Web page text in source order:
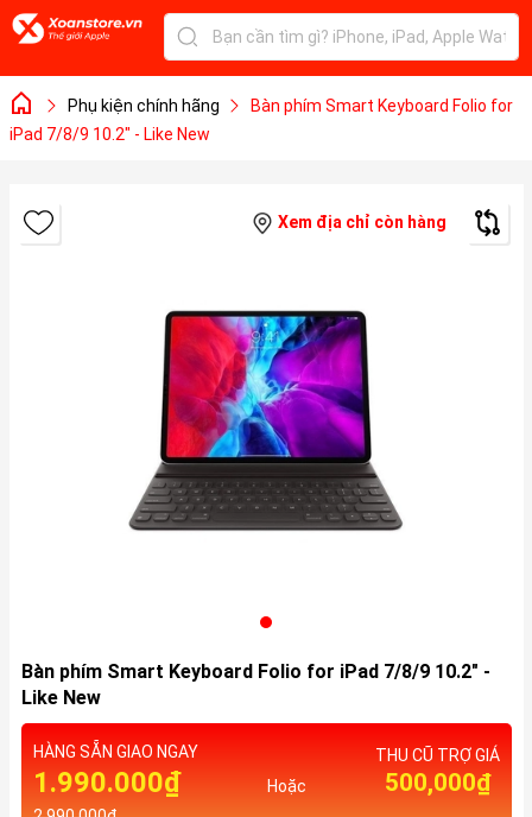
Phụ kiện chính hãng
Bàn phím Smart Keyboard Folio for
iPad 7/8/9 10.2" - Like New
Xem địa chỉ còn hàng
Bàn phím Smart Keyboard Folio for iPad 7/8/9 10.2" -
Like New
HÀNG SẴN GIAO NGAY
1.990.000₫ Hoặc
THU CŨ TRỢ GIÁ
500,000₫